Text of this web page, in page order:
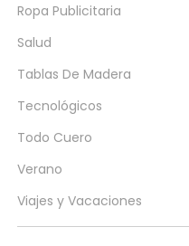
Ropa Publicitaria
Salud
Tablas De Madera
Tecnológicos
Todo Cuero
Verano
Viajes y Vacaciones